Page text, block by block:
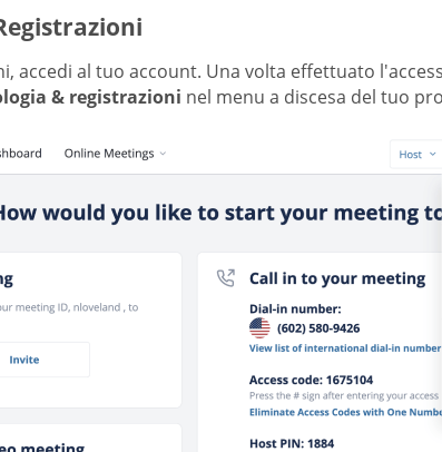
accedi al tuo account. Una volta effettuato
& registrazioni nel menu a discesa del tuo